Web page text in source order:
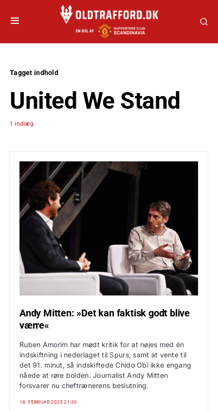
Tagget indhold
United We Stand
1 indlæg
Andy Mitten: »Det kan faktisk godt blive
værre«
Ruben Amorim har mødt kritik for at nøjes med én
indskiftning i nederlaget til Spurs, samt at vente til
det 91. minut, så indskiftede Chido Obi ikke engang
nåede at røre bolden. Journalist Andy Mitten
forsvarer nu cheftrænerens beslutning.
18. FEBRUAR 2025 21:30